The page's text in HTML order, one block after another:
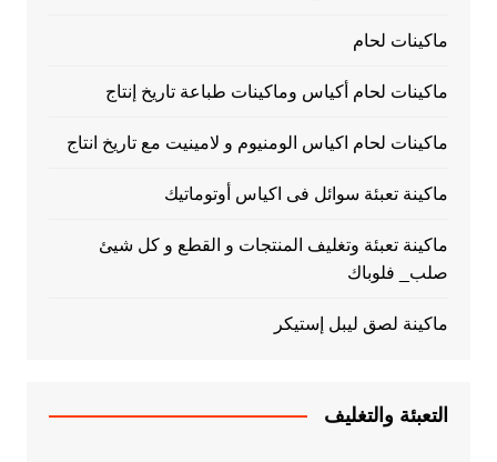
ماكينات لحام
ماكينات لحام أكياس وماكينات طباعة تاريخ إنتاج
ماكينات لحام اكياس الومنيوم و لامينيت مع تاريخ انتاج
ماكينة تعبئة سوائل فى اكياس أوتوماتيك
ماكينة تعبئة وتغليف المنتجات و القطع و كل شيئ
صلب_ فلوباك
ماكينة لصق ليبل إستيكر
التعبئة والتغليف